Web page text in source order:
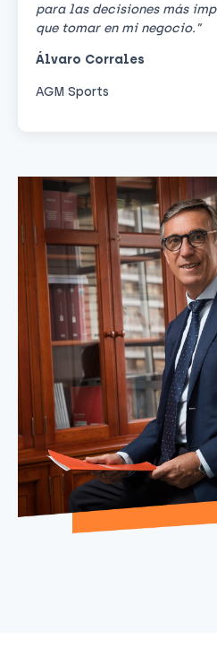
para las decisiones más
que tomar en mi negocio.”
Álvaro Corrales
AGM Sports